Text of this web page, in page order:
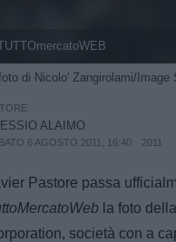
di Nicolo' Zangirolami/Image
ALAIMO
6 AGOSTO 2011, 16:40 2011
Pastore passa
la foto
società con a